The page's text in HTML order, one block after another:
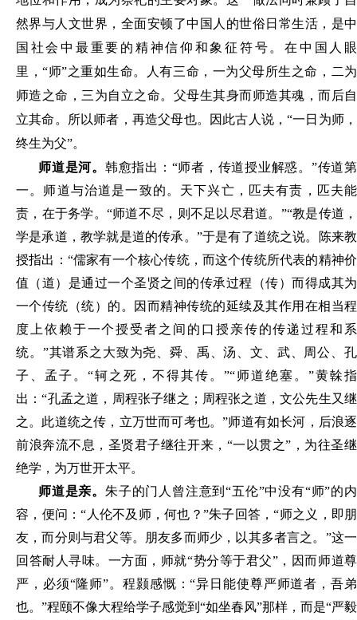
然界与人文世界 ， 全面安顿了中国人的世俗日常生活 ， 是中
国社会中最重要的精神信仰和象征符号 。在中国人眼
里 ，“师”之重如生命。 人有三命 ， 一为父母所生之命 ， 二为
师造之命 ， 三为自立之命。 父母生其身而师造其魂 ，而后自
立其命 。 所以师者 ， 再造父母也。 因此古人说，“一日为师 ，
终生为父”。
师道是河。 韩愈指出：“师者 ， 传道授业解惑。 ”传道第
一 。 师道与治道是一致的 。 天下兴亡 ， 匹夫有责 ， 匹夫能
责 ， 在于务学 。 “师道不尽 ， 则不足以尽君道。 ”“教是传道 ，
学是承道 ， 教学就是道的传承 。 ”于是有了道统之说。
陈来教
授指出：“儒家有一个核心传统， 而这个传统所代表的精神价
值（道）是通过一个圣贤之间的传承过程（传）而得成其为
一个传统（统）的 。 因而精神传统的延续及其作用在相当程
度上依赖于一个授 受者之间的口授亲传的传递过程和系
统。 ”其谱系之大致为尧、舜、禹、汤、文、武、周公、孔
子、孟子 。 “轲之死 ， 不得其传 。 ”“师道绝塞 。 ”黄榦指
出：“孔孟之道 ， 周程张子继之 ； 周程张之道 ，文公先生又继
之 。 此道统之传 ， 立万世而可考也。”师道有如长河 ， 后浪逐
前浪奔流不息 ， 圣贤君子继往开来 ， “一以贯之” ， 为往圣继
绝学 ， 为万世开太平。
师道是亲。朱子的门人曾注意到“五伦”中没有“师”的内
容 ，便问：“人伦不及师，何也？”朱子回答 ，“师之 义 ， 即朋
友 ，而分则与君父等。 朋友多而师少 ， 以其多者言之 。 ”这一
回答耐人寻味。 一方面 ， 师就“势分等于君父”， 因而师道尊
严 ， 必须“隆师”。 程颢感慨：“异日能使尊严师道者 ，吾弟
也。 ”程颐不像大程给学子感觉到“如坐春风”那样 ， 而是“严毅